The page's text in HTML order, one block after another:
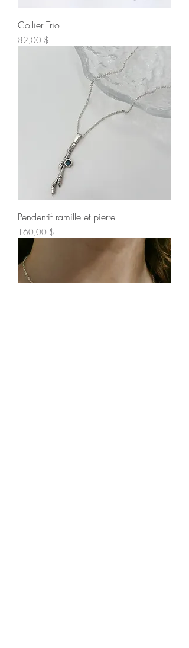
Collier Trio
Prix
82,00 $
Pendentif ramille et pierre
Prix
160,00 $